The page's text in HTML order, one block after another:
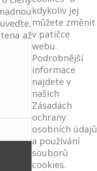
až
kdykoliv jej
můžete změnit
v patičce
webu.
Podrobnější
informace
najdete v
našich
Zásadách
ochrany
osobních údajů
a používání
souborů
cookies.